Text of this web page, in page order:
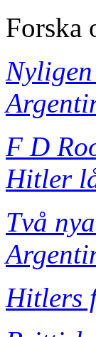
Forska
F D
Hitler
Två
Hitlers